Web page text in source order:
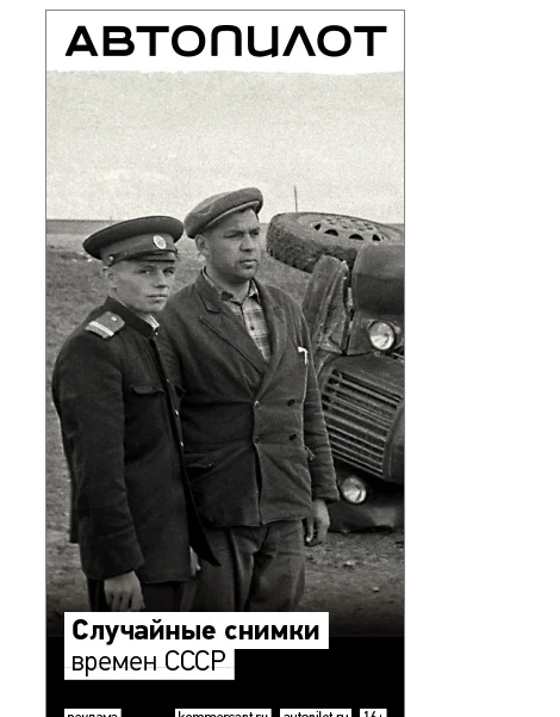
Фото:
Снетков
Коммерсантъ